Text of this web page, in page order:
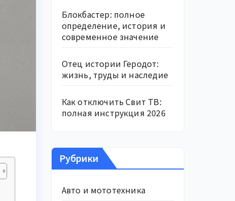
Блокбастер: полное
определение, история и
современное значение
Отец истории Геродот:
жизнь, труды и наследие
Как отключить Свит ТВ:
полная инструкция 2026
Рубрики
Авто и мототехника